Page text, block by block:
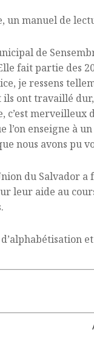
un manuel de
de
fait partie des
je ressens
ont travaillé
merveilleux
l’on enseigne à
nous avons pu
du Salvador
leur aide au